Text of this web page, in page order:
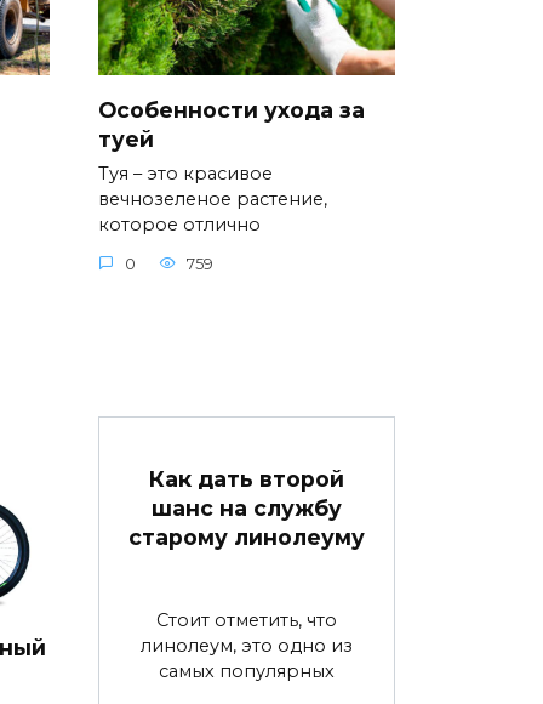
Особенности ухода за
туей
Туя – это красивое
вечнозеленое растение,
которое отлично
0 759
Как дать второй
шанс на службу
старому линолеуму
Стоит отметить, что
линолеум, это одно из
самых популярных